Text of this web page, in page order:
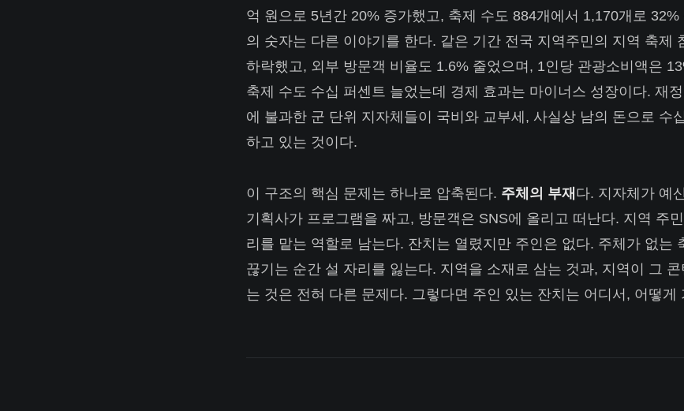
억 원으로 5년간 20% 증가했고, 축제 수도 884개에서 1,170개로 32%
의 숫자는 다른 이야기를 한다. 같은 기간 전국 지역주민의 지역 축제
하락했고, 외부 방문객 비율도 1.6% 줄었으며, 1인당 관광소비액은
축제 수도 수십 퍼센트 늘었는데 경제 효과는 마이너스 성장이다. 재
에 불과한 군 단위 지자체들이 국비와 교부세, 사실상 남의 돈으로 수
하고 있는 것이다.
이 구조의 핵심 문제는 하나로 압축된다. 주체의 부재 다. 지자체가 예
기획사가 프로그램을 짜고, 방문객은 SNS에 올리고 떠난다. 지역 주
리를 맡는 역할로 남는다. 잔치는 열렸지만 주인은 없다. 주체가 없는
끊기는 순간 설 자리를 잃는다. 지역을 소재로 삼는 것과, 지역이 그
는 것은 전혀 다른 문제다. 그렇다면 주인 있는 잔치는 어디서, 어떻게